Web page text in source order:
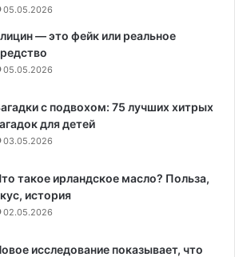
05.05.2026
— это фейк или реальное
05.05.2026
с подвохом: 75 лучших хитрых
для детей
03.05.2026
такое ирландское масло? Польза,
история
02.05.2026
исследование показывает, что